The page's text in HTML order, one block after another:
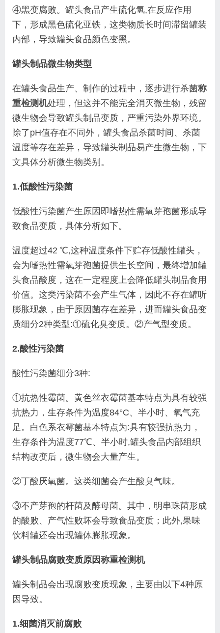
④黑变腐败。罐头食品产生硫化氢,在反应作用
下， 形成黑色硫化亚铁，这类物质长时间滞留罐装
内部， 导致罐头食品颜色变黑。
罐头制品微生物类型
在罐头食品生产、制作的过程中，逐步进行杀菌称
重检测机处理，但这并不能完全消灭微生物，残留
微生物会导致罐头制品变质，严重污染外界环境。
除了pH值存在不同外，罐头食品杀菌时间、杀菌
温度等存在差异，导致罐头制品易产生微生物，下
文具体分析微生物类别。
1.低酸性污染菌
低酸性污染菌产生原因即嗜热性需氧芽孢菌形成导
致食品变质，具体分析如下。
温度超过42 ℃,这种温度条件下贮存低酸性罐头，
会为嗜热性需氧芽孢菌提供生长空间，最终增加罐
头食品酸度，这在一定程度上会降低罐头制品食用
价值。这类污染菌不会产生气体，因此不存在罐听
膨胀现象，由于原因菌存在差异，进而罐头食品变
质细分2种类型:①硫化臭变质。 ②产气型变质。
2.酸性污染菌
酸性污染菌细分3种:
①抗热性霉菌。黄色丝衣霉菌基本特点为具有较强
抗热力，生存条件为温度84°C、半小时、氧气充
足。白色系衣霉菌基本特点为:具有较强抗热力，
生存条件为温度77℃、半小时,罐头食品内部组织
结构改变后，微生物会大量产生。
②丁酸厌氧菌。这类细菌会产生酸臭气味。
③不产芽孢的杆菌及酵母菌。其中，明串珠菌形成
的酸败、产气性败坏会导致食品变质；此外,果味
饮料罐还会出现罐体膨胀现象。
罐头制品腐败变质原因称重检测机
罐头制品会出现腐败变质现象，主要由以下4种原
因导致。
1.细菌消灭前腐败